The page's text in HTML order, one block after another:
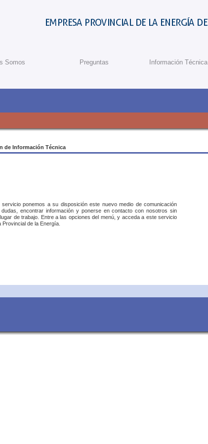
Somos Preguntas Información Técnica
de Información Técnica
servicio ponemos a su disposición este nuevo medio de comunicación
encontrar información y ponerse en contacto con nosotros sin
de trabajo. Entre a las opciones del menú, y acceda a este servicio
de la Energía.